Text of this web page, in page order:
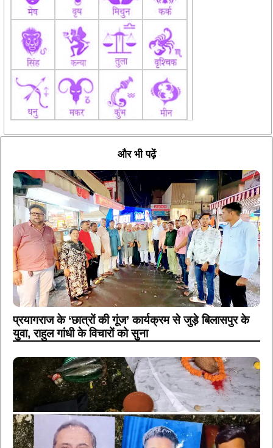
और भी पढ़ें
प्रयागराज के ‘छात्रों की गूंज’ कार्यक्रम से जुड़े बिलासपुर के
युवा, राहुल गांधी के विचारों को सुना